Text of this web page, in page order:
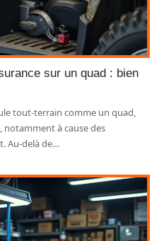
sur un quad : bien
tout-terrain comme un quad,
notamment à cause des
Au-delà de…